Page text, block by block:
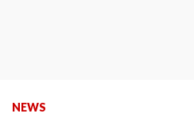
NEWS